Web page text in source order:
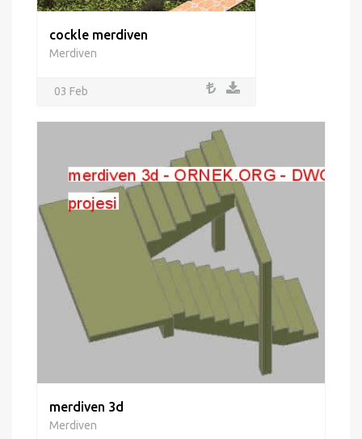
cockle merdiven
Merdiven
03 Feb
merdiven 3d
Merdiven